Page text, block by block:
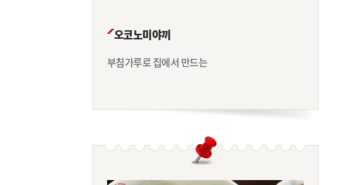
오코노미야끼
부침가루로 집에서 만드는